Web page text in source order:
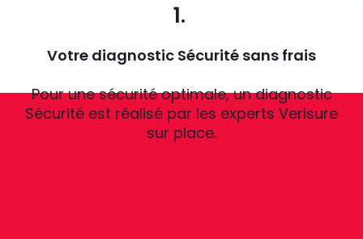
1.
Votre diagnostic Sécurité sans frais
Pour une sécurité optimale, un diagnostic
Sécurité est réalisé par les experts Verisure
sur place.